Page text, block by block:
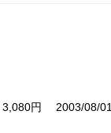
円 2003/08/01